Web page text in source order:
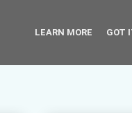
LEARN MORE GOT